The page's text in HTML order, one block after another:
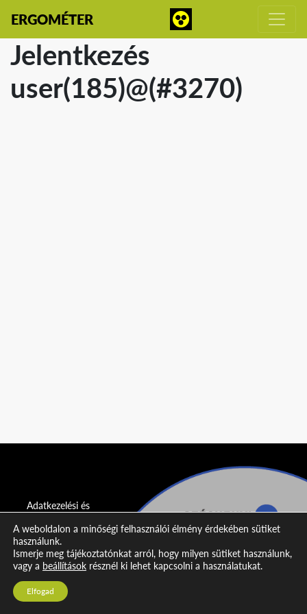
ERGOMÉTER
Jelentkezés
user(185)@(#3270)
Adatkezelési és
nyilatkozat
Impresszum
Kapcsolat
A weboldalon a minőségi felhasználói élmény érdekében sütiket
használunk.
Ismerje meg tájékoztatónkat arról, hogy milyen sütiket használunk,
vagy a beállítások résznél ki lehet kapcsolni a használatukat.
Elfogad